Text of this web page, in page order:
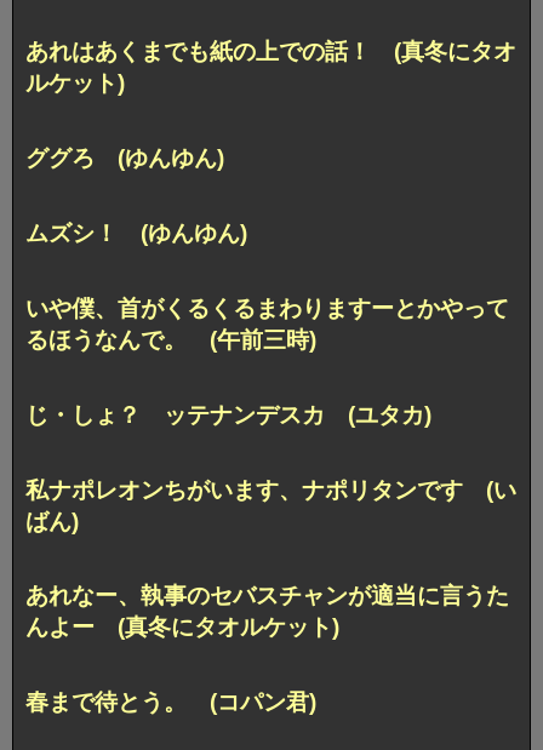
あれはあくまでも紙の上での話！ (真冬にタオ
ルケット)
ググろ (ゆんゆん)
ムズシ！ (ゆんゆん)
いや僕、首がくるくるまわりますーとかやって
るほうなんで。 (午前三時)
じ・しょ？ ッテナンデスカ (ユタカ)
私ナポレオンちがいます、ナポリタンです (い
ばん)
あれなー、執事のセバスチャンが適当に言うた
んよー (真冬にタオルケット)
春まで待とう。 (コパン君)